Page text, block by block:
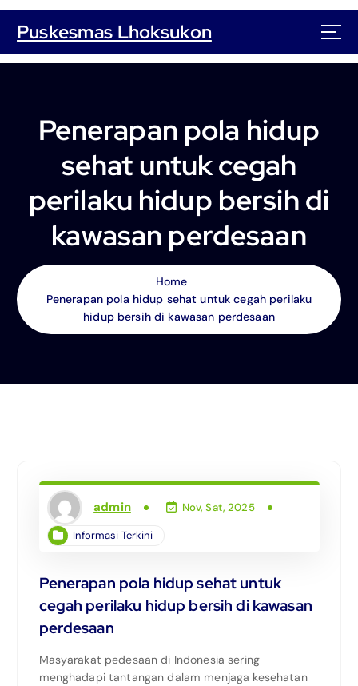
S
p
Puskesmas Lhoksukon
Penerapan pola hidup
sehat untuk cegah
perilaku hidup bersih di
kawasan perdesaan
Home
Penerapan pola hidup sehat untuk cegah perilaku
hidup bersih di kawasan perdesaan
admin Nov, Sat, 2025
Informasi Terkini
Penerapan pola hidup sehat untuk
cegah perilaku hidup bersih di kawasan
perdesaan
Masyarakat pedesaan di Indonesia sering
menghadapi tantangan dalam menjaga kesehatan